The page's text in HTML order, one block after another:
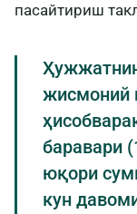
пасайтириш
жисмоний
баравари
юқори
кун